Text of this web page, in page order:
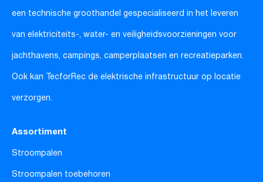
een technische groothandel gespecialiseerd in het leveren
van elektriciteits-, water- en veiligheidsvoorzieningen voor
jachthavens, campings, camperplaatsen en recreatieparken.
Ook kan TecforRec de elektrische infrastructuur op locatie
verzorgen.
Assortiment
Stroompalen
Stroompalen toebehoren